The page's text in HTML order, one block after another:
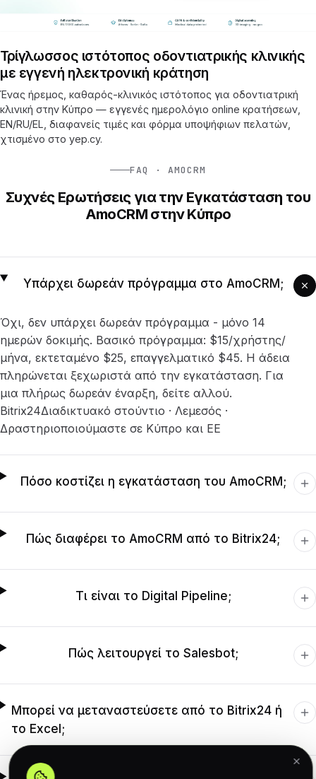
Τρίγλωσσος ιστότοπος οδοντιατρικής κλινικής
με εγγενή ηλεκτρονική κράτηση
Ένας ήρεμος, καθαρός-κλινικός ιστότοπος για οδοντιατρική
κλινική στην Κύπρο — εγγενές ημερολόγιο online κρατήσεων,
EN/RU/EL, διαφανείς τιμές και φόρμα υποψήφιων πελατών,
χτισμένο στο yep.cy.
FAQ · AMOCRM
Συχνές Ερωτήσεις για την Εγκατάσταση του
AmoCRM στην Κύπρο
Υπάρχει δωρεάν πρόγραμμα στο AmoCRM;
Όχι, δεν υπάρχει δωρεάν πρόγραμμα - μόνο 14
ημερών δοκιμής. Βασικό πρόγραμμα: $15/χρήστης/
μήνα, εκτεταμένο $25, επαγγελματικό $45. Η άδεια
πληρώνεται ξεχωριστά από την εγκατάσταση. Για
μια πλήρως δωρεάν έναρξη, δείτε αλλού.
Bitrix24Διαδικτυακό στούντιο · Λεμεσός ·
Δραστηριοποιούμαστε σε Κύπρο και ΕΕ
Πόσο κοστίζει η εγκατάσταση του AmoCRM;
Πώς διαφέρει το AmoCRM από το Bitrix24;
Τι είναι το Digital Pipeline;
Πώς λειτουργεί το Salesbot;
Μπορεί να μεταναστεύσετε από το Bitrix24 ή
το Excel;